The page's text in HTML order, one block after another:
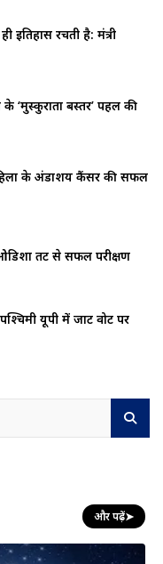
इतिहास रचती है: मंत्री
‘मुस्कुराता बस्तर’ पहल की
के अंडाशय कैंसर की सफल
तट से सफल परीक्षण
यूपी में जाट वोट पर
और पढ़ें➤